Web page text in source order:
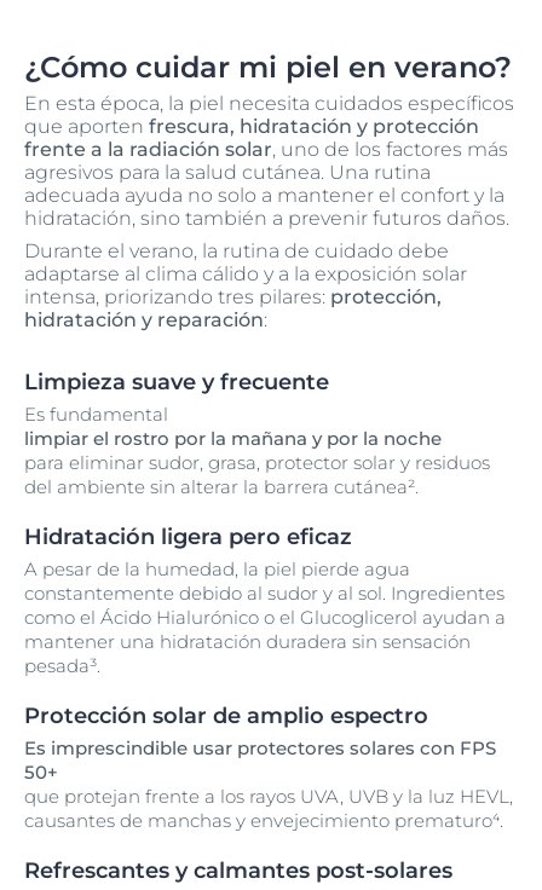
¿Cómo cuidar mi piel en verano?
En esta época, la piel necesita cuidados específicos
que aporten frescura, hidratación y protección
frente a la radiación solar, uno de los factores más
agresivos para la salud cutánea. Una rutina
adecuada ayuda no solo a mantener el confort y la
hidratación, sino también a prevenir futuros daños.
Durante el verano, la rutina de cuidado debe
adaptarse al clima cálido y a la exposición solar
intensa, priorizando tres pilares: protección,
hidratación y reparación:
Limpieza suave y frecuente
Es fundamental
limpiar el rostro por la mañana y por la noche
para eliminar sudor, grasa, protector solar y residuos
del ambiente sin alterar la barrera cutánea².
Hidratación ligera pero eficaz
A pesar de la humedad, la piel pierde agua
constantemente debido al sudor y al sol. Ingredientes
como el Ácido Hialurónico o el Glucoglicerol ayudan a
mantener una hidratación duradera sin sensación
pesada³.
Protección solar de amplio espectro
Es imprescindible usar protectores solares con FPS
50+
que protejan frente a los rayos UVA, UVB y la luz HEVL,
causantes de manchas y envejecimiento prematuro⁴.
Refrescantes y calmantes post-solares